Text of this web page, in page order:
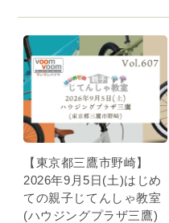
【東京都三鷹市野崎】
2026年9月5日(土)はじめ
ての親子じてんしゃ教室
(ハウジングプラザ三鷹)